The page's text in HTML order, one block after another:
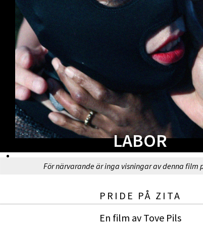
LABOR
För närvarande är inga visningar av denna film
PRIDE PÅ ZITA
En film av Tove Pils